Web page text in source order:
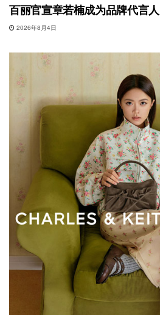
百丽官宣章若楠成为品牌代言人
2026年8月4日